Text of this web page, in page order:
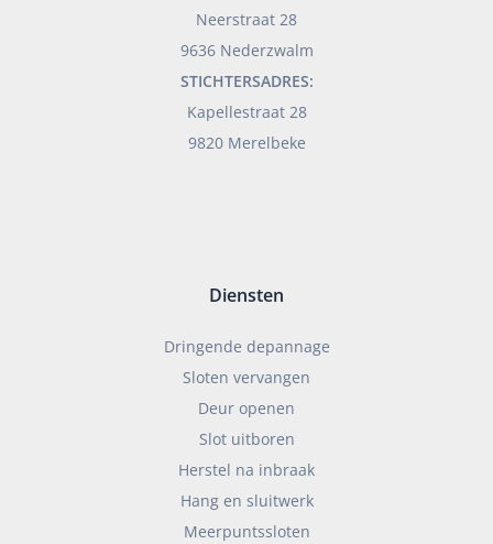
Neerstraat 28
9636 Nederzwalm
STICHTERSADRES:
Kapellestraat 28
9820 Merelbeke
Diensten
Dringende depannage
Sloten vervangen
Deur openen
Slot uitboren
Herstel na inbraak
Hang en sluitwerk
Meerpuntssloten